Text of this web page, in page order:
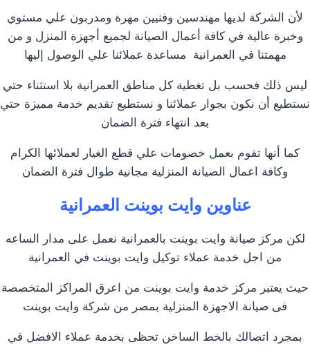
لأن الشركة لديها مهندسين وفنيين مهرة ومدربون علي مستوي
وخبرة عالية في كافة أعمال الصيانة لجميع أجهزة المنزل و من
مهمتنا في العمرانية مساعدة عملائنا علي الوصول إليها
ليس ذلك فحسب بل تغطية كل مناطق العمرانية بلا استثناء حتي
نستطيع أن نكون بجوار عملائنا و نستطيع تقديم خدمة مميزة حتي
بعد انتهاء فترة الضمان
كما أنها تقوم بعمل خصومات علي قطع الغيار لعملائها الكرام
وكافة اعمال الصيانة المنزلية مجانية طوال فترة الضمان
عناوين وايت بوينت العمرانية
لكن مركز صيانة وايت بوينت بالعمرانية نعمل على مدار الساعه
من اجل خدمة عملاء توكيل وايت بوينت في العمرانية
حيث يعتبر مركز خدمة وايت بوينت من اعرق المراكز المتخصصة
فى صيانة الاجهزة المنزلية بمصر من شركة وايت بوينت
بمجرد اتصالك بالخط الساخن تحظى بخدمة عملاء الافضل في